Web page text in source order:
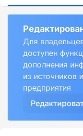
Для
доступен
дополнения
из источников
предприятия